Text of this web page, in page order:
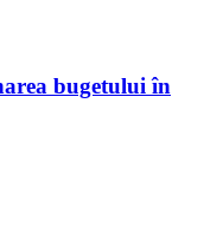
bugetului în